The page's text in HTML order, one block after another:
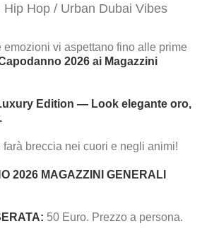
Hip Hop / Urban Dubai Vibes
emozioni vi aspettano fino alle prime
2026 ai Magazzini
Edition — Look elegante oro,
breccia nei cuori e negli animi!
2026 MAGAZZINI GENERALI
50 Euro. Prezzo a persona.